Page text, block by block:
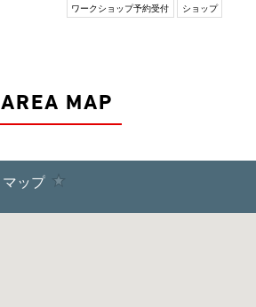
ワークショップ予約受付 ショップ
AREA MAP